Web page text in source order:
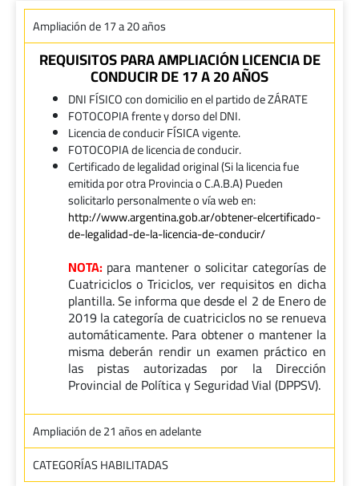
Ampliación de 17 a 20 años
REQUISITOS PARA AMPLIACIÓN LICENCIA DE
CONDUCIR DE 17 A 20 AÑOS
DNI FÍSICO con domicilio en el partido de ZÁRATE
FOTOCOPIA frente y dorso del DNI.
Licencia de conducir FÍSICA vigente.
FOTOCOPIA de licencia de conducir.
Certificado de legalidad original (Si la licencia fue
emitida por otra Provincia o C.A.B.A) Pueden
solicitarlo personalmente o vía web en:
http://www.argentina.gob.ar/obtener-elcertificado-
de-legalidad-de-la-licencia-de-conducir/
NOTA: para mantener o solicitar categorías de
Cuatriciclos o Triciclos, ver requisitos en dicha
plantilla. Se informa que desde el 2 de Enero de
2019 la categoría de cuatriciclos no se renueva
automáticamente. Para obtener o mantener la
misma deberán rendir un examen práctico en
las pistas autorizadas por la Dirección
Provincial de Política y Seguridad Vial (DPPSV).
Ampliación de 21 años en adelante
CATEGORÍAS HABILITADAS